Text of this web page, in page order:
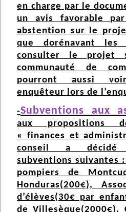
en charge par le
un avis favorable
abstention sur le
que dorénavant les
consulter le
communauté de
pourront aussi
enquêteur lors de
-Subventions aux
aux propositions
« finances et
conseil a décidé
subventions suivantes
pompiers de
Honduras(200€),
d’élèves(30€ par
de Villesèque(2000€),